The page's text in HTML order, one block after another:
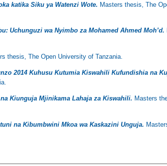
katika Siku ya Watenzi Wote. Masters thesis, The
Uchunguzi wa Nyimbo za Mohamed Ahmed Moh’d.
thesis, The Open University of Tanzania.
2014 Kuhusu Kutumia Kiswahili Kufundishia na
Kiunguja Mjinikama Lahaja za Kiswahili. Masters
na Kibumbwini Mkoa wa Kaskazini Unguja.